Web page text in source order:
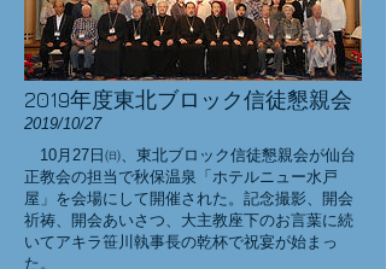
2019年度東北ブロック信徒懇親会
2019/10/27
10月27日㈰、東北ブロック信徒懇親会が仙台
正教会の担当で秋保温泉「ホテルニュー水戸
屋」を会場にして開催された。記念撮影、開会
祈祷、開会あいさつ、大主教座下のお言葉に続
いてアキラ笹川執事長の乾杯で祝宴が始まっ
た。